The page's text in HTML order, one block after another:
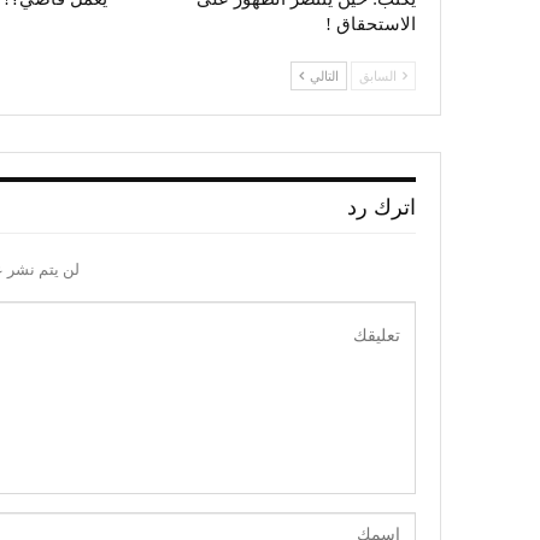
الاستحقاق !
السابق التالي
اترك رد
لن يتم نشر